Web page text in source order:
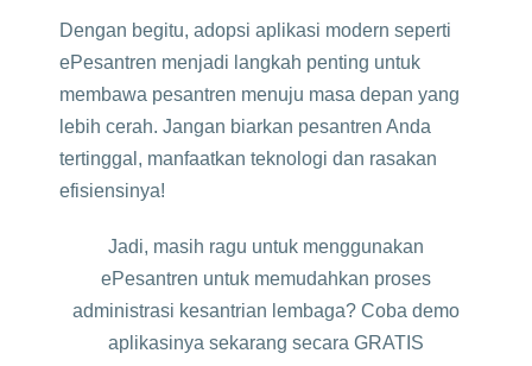
Dengan begitu, adopsi aplikasi modern seperti
ePesantren menjadi langkah penting untuk
membawa pesantren menuju masa depan yang
lebih cerah. Jangan biarkan pesantren Anda
tertinggal, manfaatkan teknologi dan rasakan
efisiensinya!
Jadi, masih ragu untuk menggunakan
ePesantren untuk memudahkan proses
administrasi kesantrian lembaga? Coba demo
aplikasinya sekarang secara GRATIS